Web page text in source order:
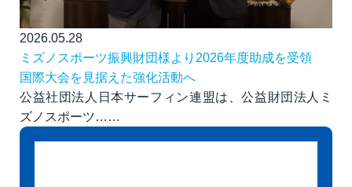
2026.05.28
ミズノスポーツ振興財団様より2026年度助成を受領
国際大会を見据えた強化活動へ
公益社団法人日本サーフィン連盟は、公益財団法人ミ
ズノスポーツ……